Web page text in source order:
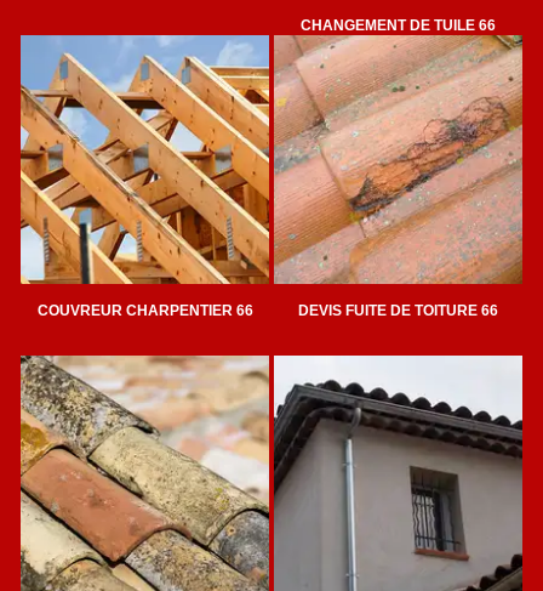
CHANGEMENT DE TUILE 66
COUVREUR CHARPENTIER 66 DEVIS FUITE DE TOITURE 66